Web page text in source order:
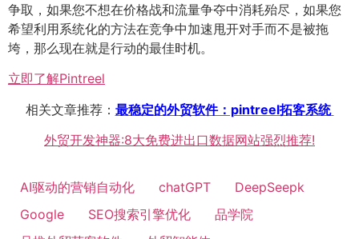
争取，如果您不想在价格战和流量争夺中消耗殆尽，如果您
希望利用系统化的方法在竞争中加速甩开对手而不是被拖
垮，那么现在就是行动的最佳时机。
立即了解Pintreel
相关文章推荐： 最稳定的外贸软件：pintreel拓客系统
外贸开发神器:8大免费进出口数据网站强烈推荐!
AI驱动的营销自动化 chatGPT
DeepSeepk
Google
SEO搜索引擎优化
品学院